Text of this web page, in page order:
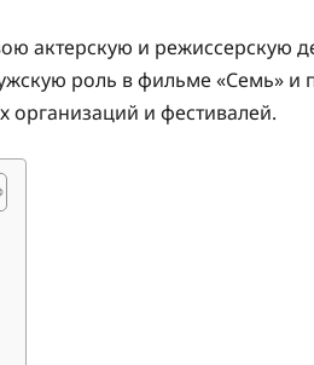
актерскую и режиссерскую
роль в фильме «Семь» и
организаций и фестивалей.